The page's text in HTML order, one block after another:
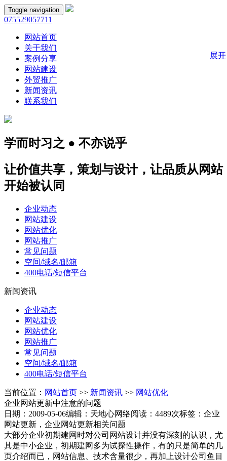
Toggle navigation
075529057711
网站首页
关于我们
案例分享
网站建设
外贸推广
新闻资讯
联系我们
学而时习之 ● 不亦说乎
让价值共享，策划与设计，让品质从网站
开始被认同
企业动态
网站建设
网站优化
网站推广
常见问题
空间/域名/邮箱
400电话/短信平台
新闻资讯
企业动态
网站建设
网站优化
网站推广
常见问题
空间/域名/邮箱
400电话/短信平台
当前位置： 网站首页 >> 新闻资讯 >> 网站优化
企业网站更新中注意的问题
日期：2009-05-06编辑：天地心网络阅读：4489次标签：企业
网站更新，企业网站更新相关问题
大部分企业初期建网时对公司网站设计并没有深刻的认识，尤
其是中小企业，初期建网多为试探性操作，有的只是简单的几
页介绍而已，网站信息、技术含量很少，再加上设计公司鱼目
展开